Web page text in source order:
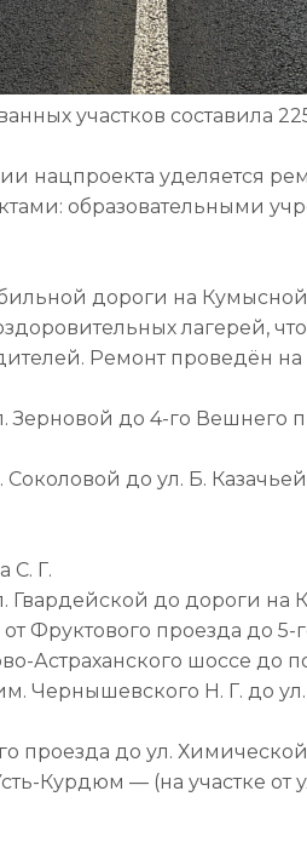
участков составила
нацпроекта уделяется
образовательными
дороги на
лагерей,
Ремонт проведён
Зерновой до 4-го Вешнего
до ул. Б.
С. Г.
Гвардейской до дороги на
Фруктового проезда до 5-
Астраханского шоссе до
Чернышевского Н. Г. до
проезда до ул. Химической
Курдюм — (на участке